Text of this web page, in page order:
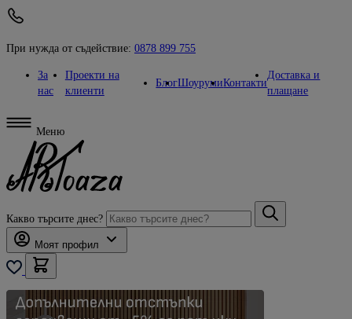
При нужда от съдействие: 0878 899 755
За
нас
Проекти на
клиенти
БлогШоурумиКонтакти
Доставка и
плащане
Меню
Какво търсите днес?
Моят профил